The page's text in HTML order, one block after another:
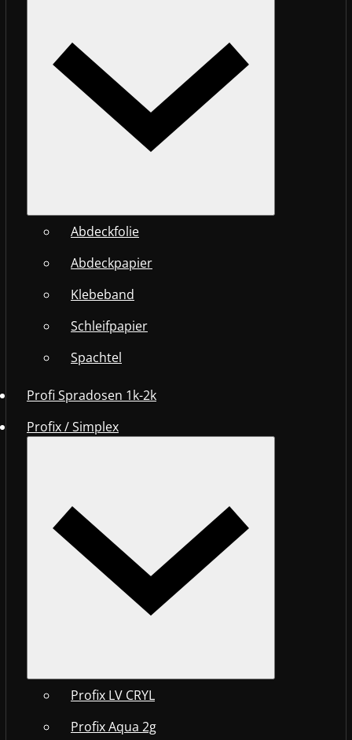
Abdeckfolie
Abdeckpapier
Klebeband
Schleifpapier
Spachtel
Profi Spradosen 1k-2k
Profix / Simplex
Profix LV CRYL
Profix Aqua 2g